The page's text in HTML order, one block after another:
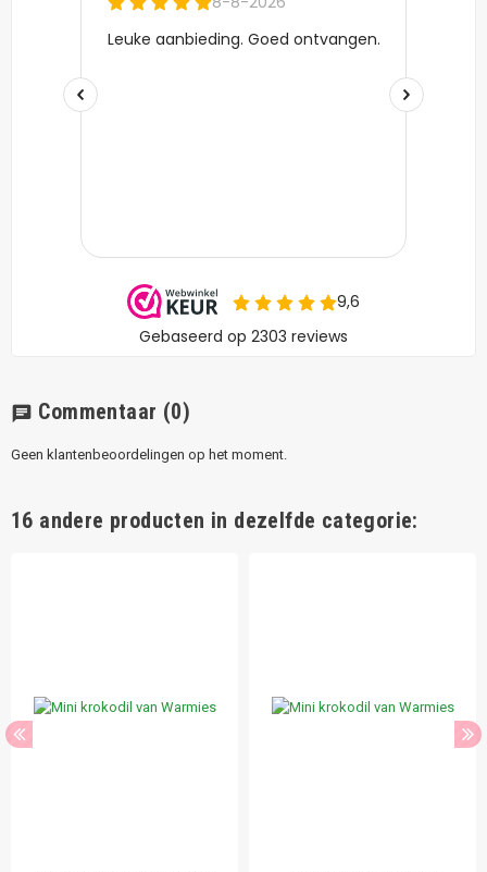
chat Commentaar (0)
Geen klantenbeoordelingen op het moment.
16 andere producten in dezelfde categorie: